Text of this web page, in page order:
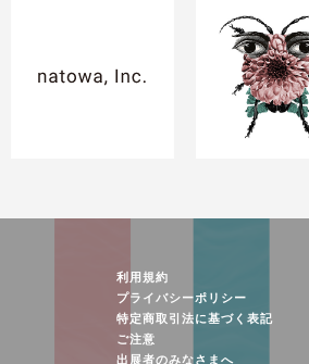
利用規約
プライバシーポリシー
特定商取引法に基づく表記
ご注意
出展者のみなさまへ